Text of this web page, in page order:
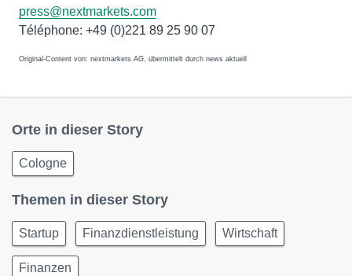
press@nextmarkets.com
Téléphone: +49 (0)221 89 25 90 07
Original-Content von: nextmarkets AG, übermittelt durch news aktuell
Orte in dieser Story
Cologne
Themen in dieser Story
Startup Finanzdienstleistung Wirtschaft
Finanzen